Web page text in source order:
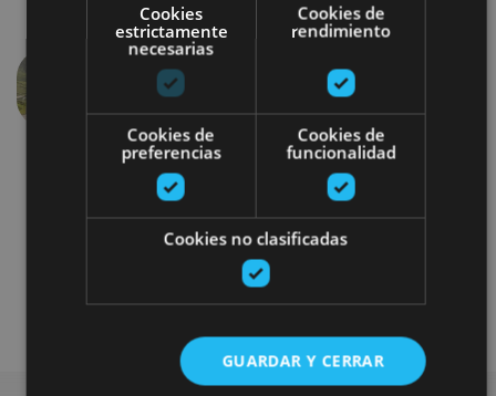
Bici Visitas guiadas
Cookies
estrictamente
necesarias
Cookies de
rendimiento
Cookies de
preferencias
Cookies de
funcionalidad
Cookies no clasificadas
GUARDAR Y CERRAR